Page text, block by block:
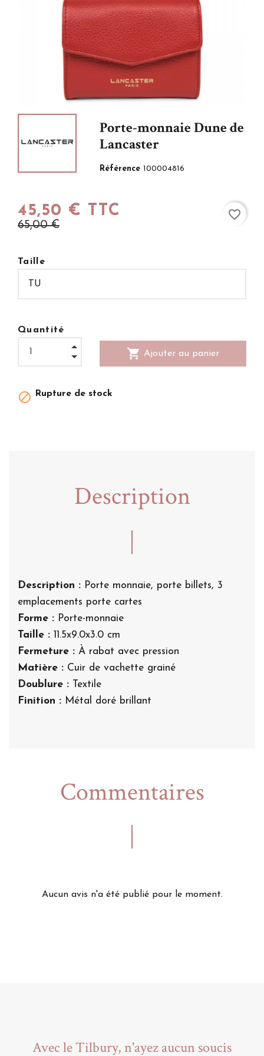
Porte-monnaie Dune de
Lancaster
Référence100004816
45,50 € TTC
65,00 €
Taille
Quantité
shopping_cart Ajouter au panier
 Rupture de stock
favorite_border
Description
Description : Porte monnaie, porte billets, 3
emplacements porte cartes
Forme : Porte-monnaie
Taille : 11.5x9.0x3.0 cm
Fermeture : À rabat avec pression
Matière : Cuir de vachette grainé
Doublure :
Textile
Finition : Métal doré brillant
Commentaires
Aucun avis n'a été publié pour le moment.
Avec le Tilbury, n'ayez aucun soucis